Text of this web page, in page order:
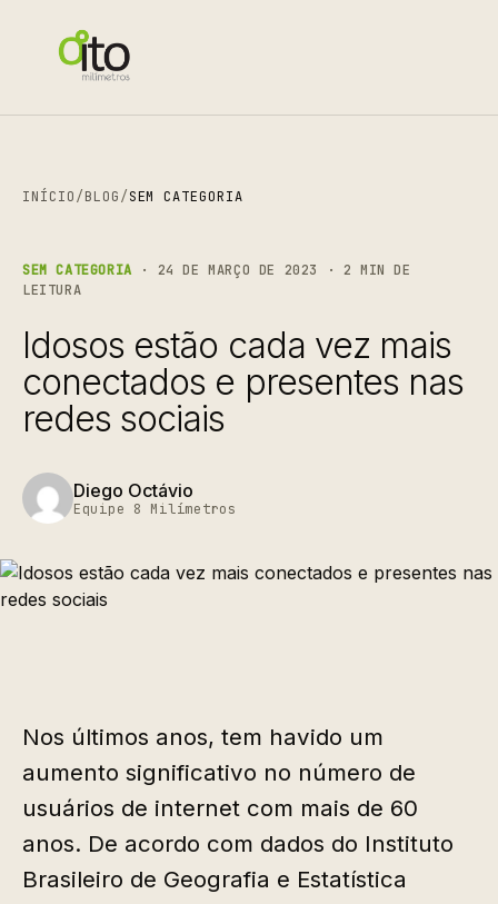
INÍCIO/BLOG/SEM CATEGORIA
SEM CATEGORIA· 24 DE MARÇO DE 2023 · 2 MIN DE
LEITURA
Idosos estão cada vez mais
conectados e presentes nas
redes sociais
Diego Octávio
Equipe 8 Milímetros
Nos últimos anos, tem havido um
aumento significativo no número de
usuários de internet com mais de 60
anos. De acordo com dados do Instituto
Brasileiro de Geografia e Estatística